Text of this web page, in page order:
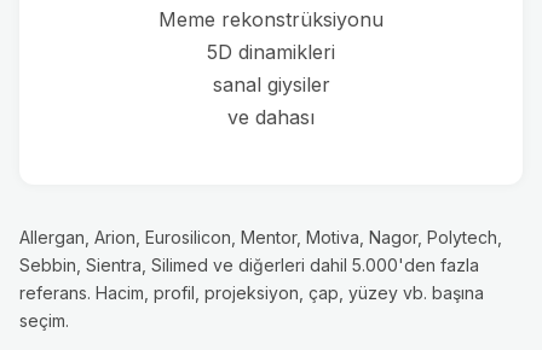
Meme rekonstrüksiyonu
5D dinamikleri
sanal giysiler
ve dahası
Allergan, Arion, Eurosilicon, Mentor, Motiva, Nagor, Polytech,
Sebbin, Sientra, Silimed ve diğerleri dahil 5.000'den fazla
referans. Hacim, profil, projeksiyon, çap, yüzey vb. başına
seçim.